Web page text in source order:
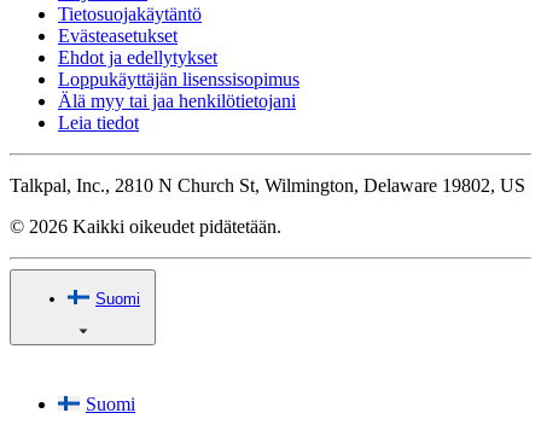
Tietosuojakäytäntö
Evästeasetukset
Ehdot ja edellytykset
Loppukäyttäjän lisenssisopimus
Älä myy tai jaa henkilötietojani
Leia tiedot
Talkpal, Inc., 2810 N Church St, Wilmington, Delaware 19802, US
© 2026 Kaikki oikeudet pidätetään.
Suomi
Suomi